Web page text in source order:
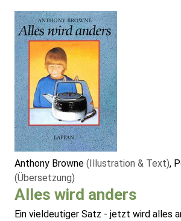
Anthony Browne (Illustration & Text),
(Übersetzung)
Alles wird anders
Ein vieldeutiger Satz - jetzt wird alles